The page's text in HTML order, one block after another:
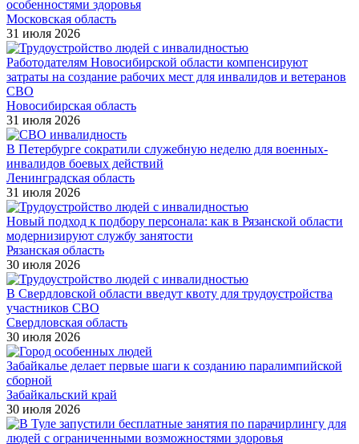
особенностями здоровья
Московская область
31 июля 2026
Работодателям Новосибирской области компенсируют
затраты на создание рабочих мест для инвалидов и ветеранов
СВО
Новосибирская область
31 июля 2026
В Петербурге сократили служебную неделю для военных-
инвалидов боевых действий
Ленинградская область
31 июля 2026
Новый подход к подбору персонала: как в Рязанской области
модернизируют службу занятости
Рязанская область
30 июля 2026
В Свердловской области введут квоту для трудоустройства
участников СВО
Свердловская область
30 июля 2026
Забайкалье делает первые шаги к созданию паралимпийской
сборной
Забайкальский край
30 июля 2026